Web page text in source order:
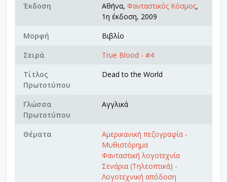
Έκδοση Αθήνα, Φανταστικός Κόσμος,
1η έκδοση, 2009
Μορφή
Βιβλίο
Σειρά
True Blood - #4
Τίτλος
Πρωτοτύπου
Dead to the World
Γλώσσα
Πρωτοτύπου
Αγγλικά
Θέματα
Αμερικανική πεζογραφία -
Μυθιστόρημα
Φανταστική λογοτεχνία
Σενάρια (Τηλεοπτικά) -
Λογοτεχνική απόδοση